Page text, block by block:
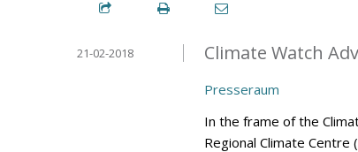
Climate Watch
21-02-2018
Presseraum
In the frame of the
Regional Climate Centre